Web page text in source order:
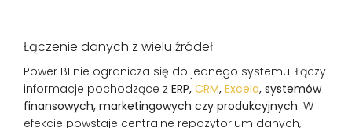
Łączenie danych z wielu źródeł
Power BI nie ogranicza się do jednego systemu. Łączy
informacje pochodzące z ERP, CRM, Excela, systemów
finansowych, marketingowych czy produkcyjnych. W
efekcie powstaje centralne repozytorium danych,